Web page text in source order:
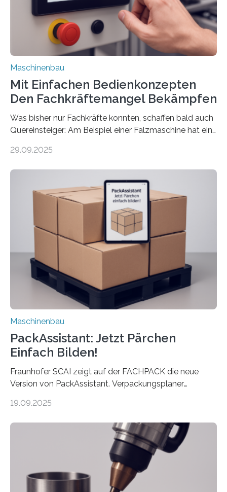
Maschinenbau
Mit Einfachen Bedienkonzepten
Den Fachkräftemangel Bekämpfen
Was bisher nur Fachkräfte konnten, schaffen bald auch
Quereinsteiger: Am Beispiel einer Falzmaschine hat ein
Mensch-Maschine-Schnittstelle so sehr vereinfacht,
Die zugrunde liegende Methodik lässt sich auf alle
anderen Maschinen übertragen. Eine Falzmaschine
umzurüsten ist ein Job für echte Profis. Eine solche
Maschine faltet in Druckereien Broschüren, Prospekte,
Landkarten und vieles mehr – mehrere Zehntausend
Exemplare pro Stunde. Je nach Maschinentyp und
Auftrag kann das Umrüsten…
29.09.2025
Maschinenbau
PackAssistant: Jetzt Pärchen
Einfach Bilden!
Fraunhofer SCAI zeigt auf der FACHPACK die neue
Version von PackAssistant. Verpackungsplaner
Automobil, Maschinenbau und in der Zulieferindustrie.
Teile als eine Einheit verpacken. Die Anordnung kann
der Benutzer vorgeben und erhält so mehr Kontrolle
über die Positionierung der Bauteile. Die ebenfalls neue
Automatisierungsschnittstelle dient dazu, die Software
besser in spezifische Unternehmensprozesse
19.09.2025